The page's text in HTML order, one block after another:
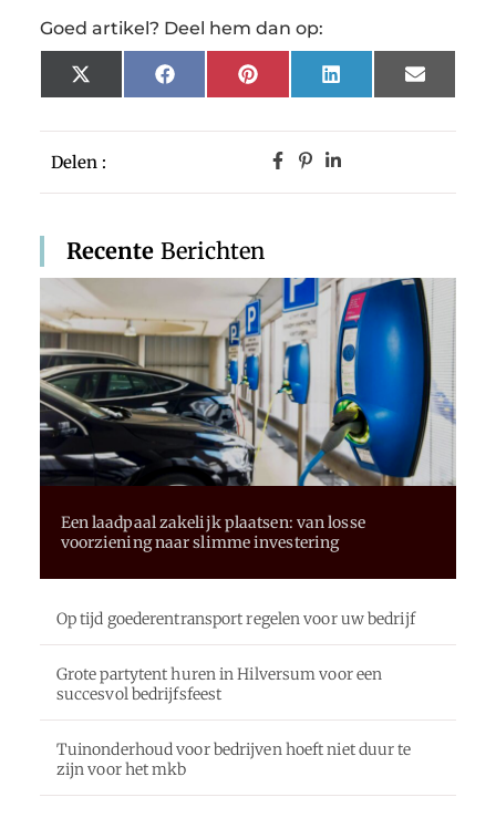
Delen :
Recente Berichten
Een laadpaal zakelijk plaatsen: van losse
voorziening naar slimme investering
Op tijd goederentransport regelen voor uw bedrijf
Grote partytent huren in Hilversum voor een
succesvol bedrijfsfeest
Tuinonderhoud voor bedrijven hoeft niet duur te
zijn voor het mkb
Goed artikel? Deel hem dan op:
X
(Twitter)
FacebookPinterestLinkedInEmail